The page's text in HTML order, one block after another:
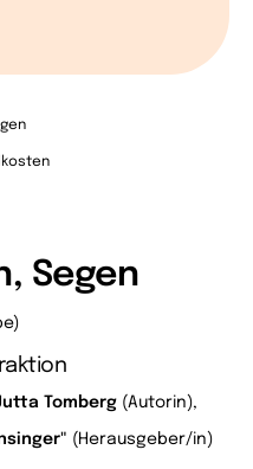
Segen
Tomberg (Autorin),
(Herausgeber/in)